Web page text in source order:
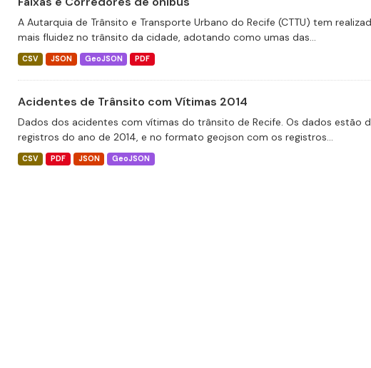
A Autarquia de Trânsito e Transporte Urbano do Recife (CTTU) tem
mais fluidez no trânsito da cidade, adotando como umas das...
CSV JSON GeoJSON PDF
Acidentes de Trânsito com Vítimas 2014
Dados dos acidentes com vítimas do trânsito de Recife. Os dados estão
registros do ano de 2014, e no formato geojson com os registros...
CSV PDF JSON GeoJSON